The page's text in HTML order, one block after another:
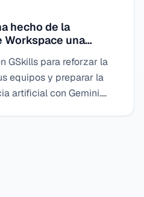
hecho de la
Workspace una
GSkills para reforzar la
equipos y preparar la
artificial con Gemini.